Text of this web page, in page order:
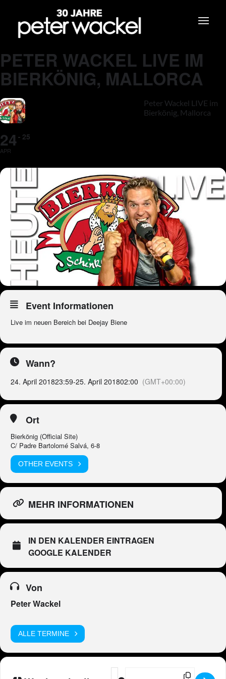
PETER WACKEL LIVE IM
BIERKÖNIG, MALLORCA
24
APR
25
Peter Wackel LIVE im
Bierkönig, Mallorca
Event Informationen
Live im neuen Bereich bei Deejay Biene
Wann?
24. April 201823:59-25. April 201802:00 (GMT+00:00)
Ort
Bierkönig (Official Site)
C/ Padre Bartolomé Salvá, 6-8
OTHER EVENTS
MEHR INFORMATIONEN
IN DEN KALENDER EINTRAGEN
GOOGLE KALENDER
Von
Peter Wackel
ALLE TERMINE
Address - Peter Wackel LIVE im
Destination Address - Peter